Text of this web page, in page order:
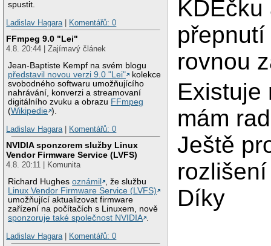
spustit.
Ladislav Hagara| Komentářů: 0
FFmpeg 9.0 "Lei"
4.8. 20:44 | Zajímavý článek
Jean-Baptiste Kempf na svém blogu
představil novou verzi 9.0 "Lei"
kolekce
svobodného softwaru umožňujícího
nahrávání, konverzi a streamovaní
digitálního zvuku a obrazu FFmpeg
(Wikipedie ).
Ladislav Hagara| Komentářů: 0
NVIDIA sponzorem služby Linux
Vendor Firmware Service (LVFS)
4.8. 20:11 | Komunita
Richard Hughesoznámil
, že službu
Linux Vendor Firmware Service (LVFS)
umožňující aktualizovat firmware
zařízení na počítačích s Linuxem, nově
sponzoruje také společnost NVIDIA .
Ladislav Hagara| Komentářů: 0
rovnou
Existuje
mám
Ještě
Díky